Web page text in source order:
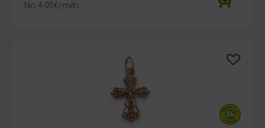
No 4.05€/mēn.